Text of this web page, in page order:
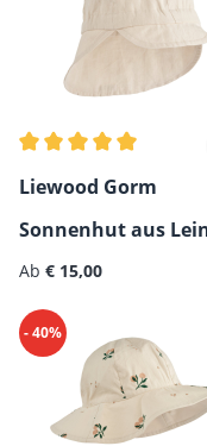
Durchschnittliche
Liewood Gorm
Sonnenhut aus
Regulärer Preis:
Ab € 15,00
- 40%